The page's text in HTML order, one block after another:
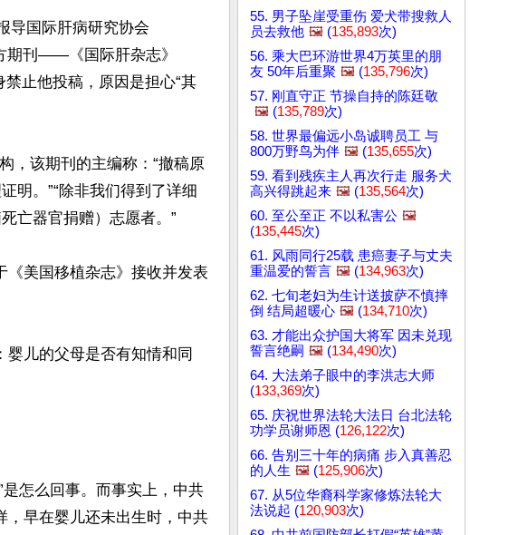
导国际肝病研究协会
期刊——《国际肝杂志》
止他投稿，原因是担心“其
，该期刊的主编称：“撤稿原
明。”“除非我们得到了详细
亡器官捐赠）志愿者。”
《美国移植杂志》接收并发表
儿的父母是否有知情和同
怎么回事。而事实上，中共
，早在婴儿还未出生时，中共
55. 男子坠崖受重伤 爱犬带搜救人
员去救他 🖼️ (135,893次)
56. 乘大巴环游世界4万英里的朋
友 50年后重聚 🖼️ (135,796次)
57. 刚直守正 节操自持的陈廷敬
🖼️ (135,789次)
58. 世界最偏远小岛诚聘员工 与
800万野鸟为伴 🖼️ (135,655次)
59. 看到残疾主人再次行走 服务犬
高兴得跳起来 🖼️ (135,564次)
60. 至公至正 不以私害公 🖼️
(135,445次)
61. 风雨同行25载 患癌妻子与丈夫
重温爱的誓言 🖼️ (134,963次)
62. 七旬老妇为生计送披萨不慎摔
倒 结局超暖心 🖼️ (134,710次)
63. 才能出众护国大将军 因未兑现
誓言绝嗣 🖼️ (134,490次)
64. 大法弟子眼中的李洪志大师
(133,369次)
65. 庆祝世界法轮大法日 台北法轮
功学员谢师恩 (126,122次)
66. 告别三十年的病痛 步入真善忍
的人生 🖼️ (125,906次)
67. 从5位华裔科学家修炼法轮大
法说起 (120,903次)